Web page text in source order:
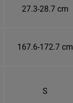
27.3-28.7 cm
167.6-172.7 cm
S